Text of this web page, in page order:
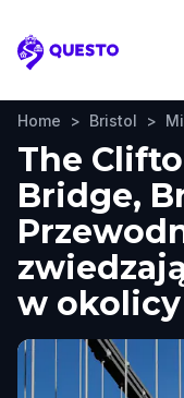
Questo
Home > Bristol >
The
Bridge,
w okolicy